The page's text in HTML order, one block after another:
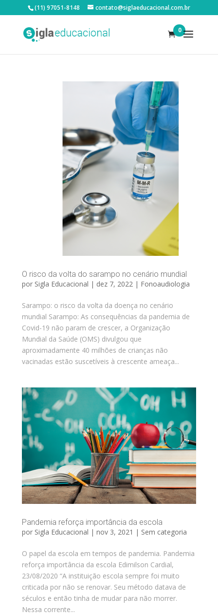
(11) 97051-8148 contato@siglaeducacional.com.br
0
O risco da volta do sarampo no cenário mundial
por Sigla Educacional | dez 7, 2022| Fonoaudiologia
Sarampo: o risco da volta da doença no cenário
mundial Sarampo: As consequências da pandemia de
Covid-19 não param de crescer, a Organização
Mundial da Saúde (OMS) divulgou que
aproximadamente 40 milhões de crianças não
vacinadas estão suscetíveis à crescente ameaça...
Pandemia reforça importância da escola
por Sigla Educacional | nov 3, 2021 | Sem categoria
O papel da escola em tempos de pandemia. Pandemia
reforça importância da escola Edimilson Cardial,
23/08/2020 “A instituição escola sempre foi muito
criticada por não se renovar. Seu método datava de
séculos e então tinha de mudar para não morrer.
Nessa corrente...